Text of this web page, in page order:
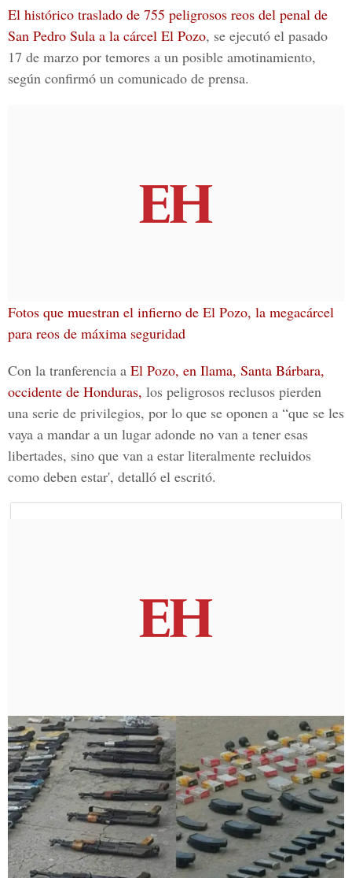
El histórico traslado de 755 peligrosos reos del penal de
San Pedro Sula a la cárcel El Pozo, se ejecutó el pasado
17 de marzo por temores a un posible amotinamiento,
según confirmó un comunicado de prensa.
Fotos que muestran el infierno de El Pozo, la megacárcel
para reos de máxima seguridad
Con la tranferencia a El Pozo, en Ilama, Santa Bárbara,
occidente de Honduras, los peligrosos reclusos pierden
una serie de privilegios, por lo que se oponen a “que se les
vaya a mandar a un lugar adonde no van a tener esas
libertades, sino que van a estar literalmente recluidos
como deben estar', detalló el escritó.